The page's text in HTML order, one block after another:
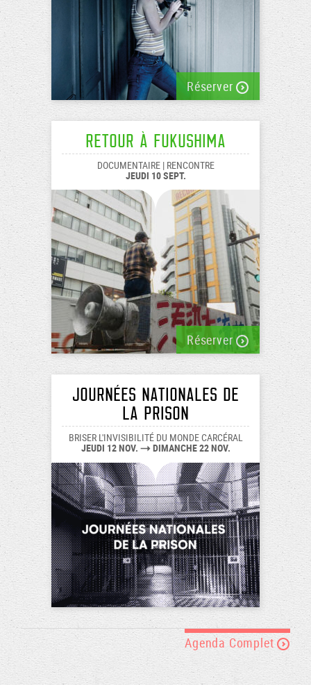
Réserver
Retour à Fukushima
DOCUMENTAIRE | RENCONTRE
JEUDI 10 SEPT.
Réserver
Journées nationales de
la prison
BRISER L'INVISIBILITÉ DU MONDE CARCÉRAL
JEUDI 12 NOV. DIMANCHE 22 NOV.
Agenda Complet